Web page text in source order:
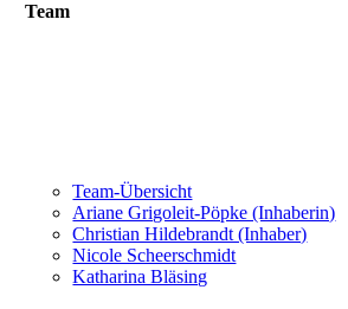
Team
Team-Übersicht
Ariane Grigoleit-Pöpke (Inhaberin)
Christian Hildebrandt (Inhaber)
Nicole Scheerschmidt
Katharina Bläsing